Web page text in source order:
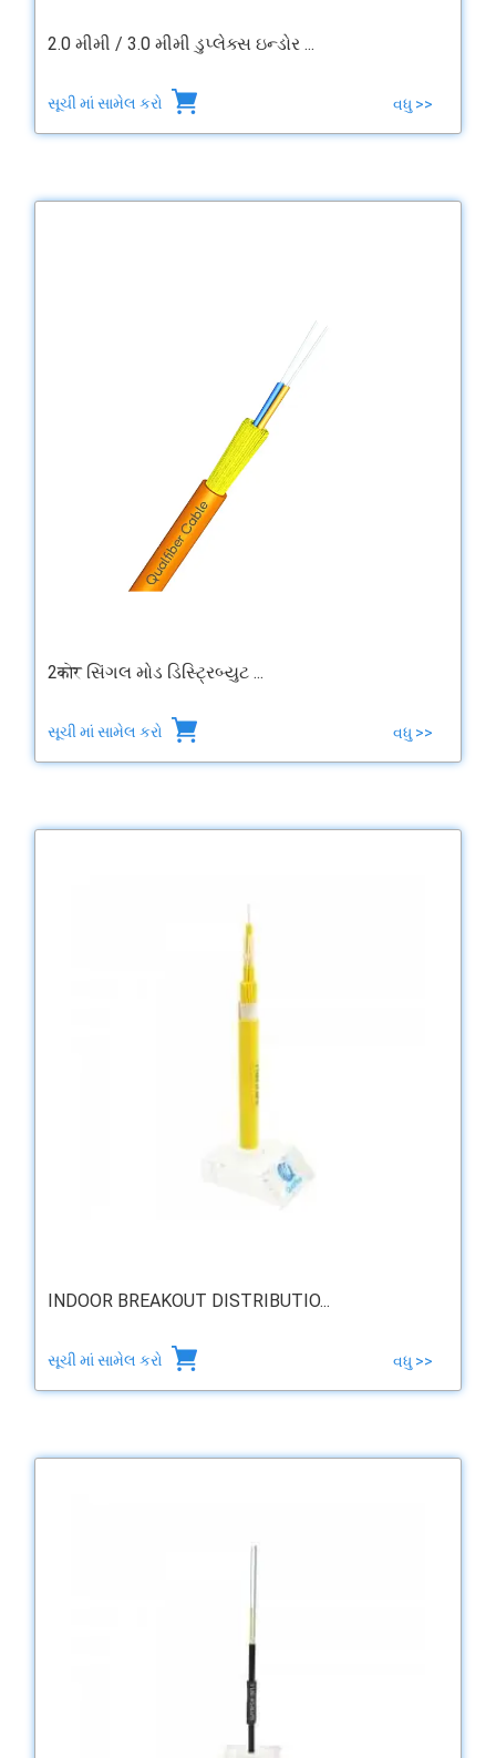
2.0 મીમી / 3.0 મીમી ડુપ્લેક્સ ઇન્ડોર ...
સૂચી માં સામેલ કરો વધુ >>
2कोर સિંગલ મોડ ડિસ્ટ્રિબ્યુટ ...
સૂચી માં સામેલ કરો વધુ >>
INDOOR BREAKOUT DISTRIBUTIO...
સૂચી માં સામેલ કરો વધુ >>